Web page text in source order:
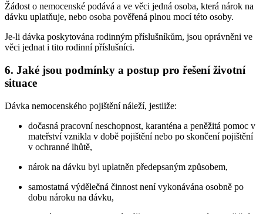
Žádost o nemocenské podává a ve věci jedná osoba, která nárok na
dávku uplatňuje, nebo osoba pověřená plnou mocí této osoby.
Je-li dávka poskytována rodinným příslušníkům, jsou oprávněni ve
věci jednat i tito rodinní příslušníci.
6. Jaké jsou podmínky a postup pro řešení životní
situace
Dávka nemocenského pojištění náleží, jestliže:
dočasná pracovní neschopnost, karanténa a peněžitá pomoc v
mateřství vznikla v době pojištění nebo po skončení pojištění
v ochranné lhůtě,
nárok na dávku byl uplatněn předepsaným způsobem,
samostatná výdělečná činnost není vykonávána osobně po
dobu nároku na dávku,